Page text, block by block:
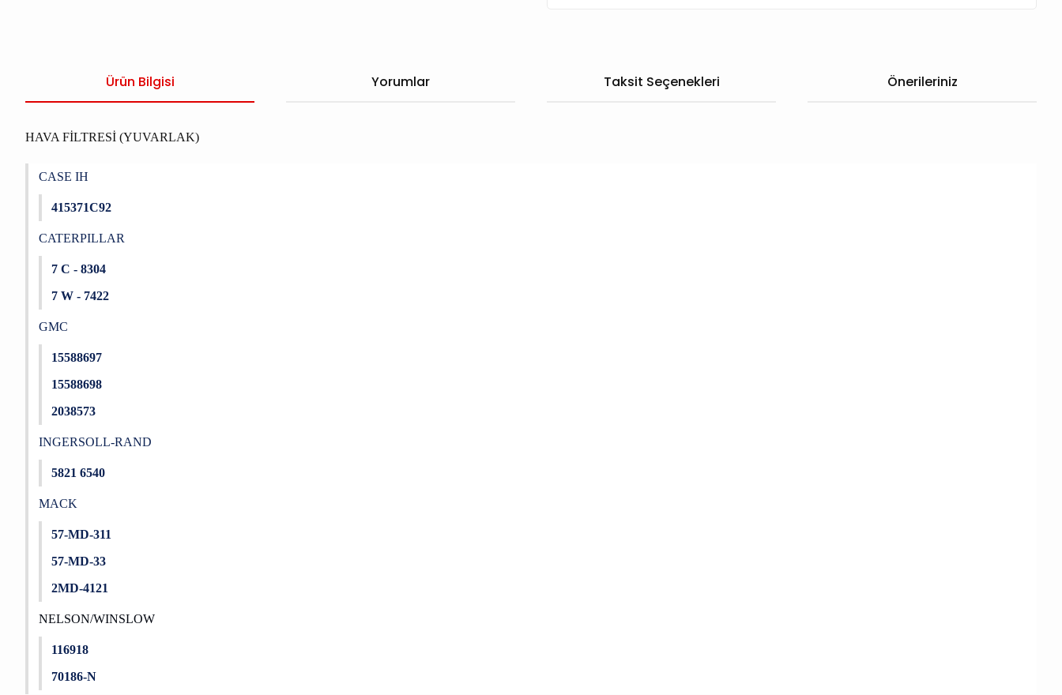
Ürün Bilgisi Yorumlar Taksit Seçenekleri Önerileriniz
HAVA FİLTRESİ (YUVARLAK)
CASE IH
415371C92
CATERPILLAR
7 C - 8304
7 W - 7422
GMC
15588697
15588698
2038573
INGERSOLL-RAND
5821 6540
MACK
57-MD-311
57-MD-33
2MD-4121
NELSON/WINSLOW
116918
70186-N